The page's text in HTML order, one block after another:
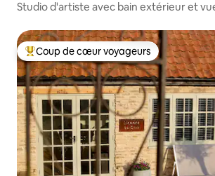
Studio d'artiste avec bain extérieur et
Coup de cœur voyageurs parmi les plus
Coup de cœur voyageurs